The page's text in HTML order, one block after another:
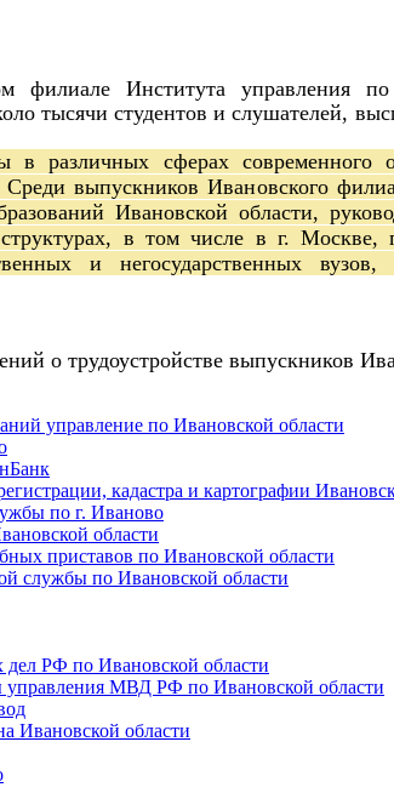
филиале Института управления
тысячи студентов и слушателей,
различных сферах современного
выпускников Ивановского
Ивановской области,
в том числе в г. Москве,
и негосударственных
о трудоустройстве выпускников
управление по Ивановской области
кадастра и картографии
по г. Иваново
области
приставов по Ивановской области
службы по Ивановской области
РФ по Ивановской области
управления МВД РФ по Ивановской области
Ивановской области